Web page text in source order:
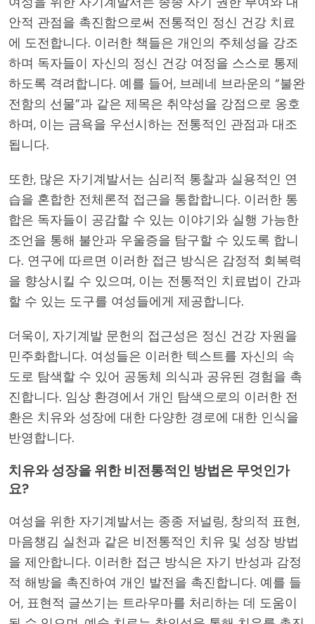
안적 관점을 촉진함으로써 전통적인 정신 건강 치료
에 도전합니다. 이러한 책들은 개인의 주체성을 강조
하며 독자들이 자신의 정신 건강 여정을 스스로 통제
하도록 격려합니다. 예를 들어, 브레네 브라운의 “불완
전함의 선물”과 같은 제목은 취약성을 강점으로 옹호
하며, 이는 금욕을 우선시하는 전통적인 관점과 대조
됩니다.
또한, 많은 자기계발서는 심리적 통찰과 실용적인 연
습을 혼합한 전체론적 접근을 통합합니다. 이러한 통
합은 독자들이 공감할 수 있는 이야기와 실행 가능한
조언을 통해 불안과 우울증을 탐구할 수 있도록 합니
다. 연구에 따르면 이러한 접근 방식은 감정적 회복력
을 향상시킬 수 있으며, 이는 전통적인 치료법이 간과
할 수 있는 도구를 여성들에게 제공합니다.
더욱이, 자기계발 문헌의 접근성은 정신 건강 자원을
민주화합니다. 여성들은 이러한 텍스트를 자신의 속
도로 탐색할 수 있어 공동체 의식과 공유된 경험을 촉
진합니다. 임상 환경에서 개인 탐색으로의 이러한 전
환은 치유와 성장에 대한 다양한 경로에 대한 인식을
반영합니다.
치유와 성장을 위한 비전통적인 방법은 무엇인가
요?
여성을 위한 자기계발서는 종종 저널링, 창의적 표현,
마음챙김 실천과 같은 비전통적인 치유 및 성장 방법
을 제안합니다. 이러한 접근 방식은 자기 반성과 감정
적 해방을 촉진하여 개인 발전을 촉진합니다. 예를 들
어, 표현적 글쓰기는 트라우마를 처리하는 데 도움이